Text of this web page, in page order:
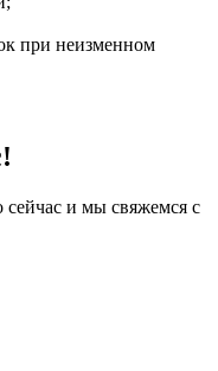
при неизменном
сейчас и мы свяжемся с